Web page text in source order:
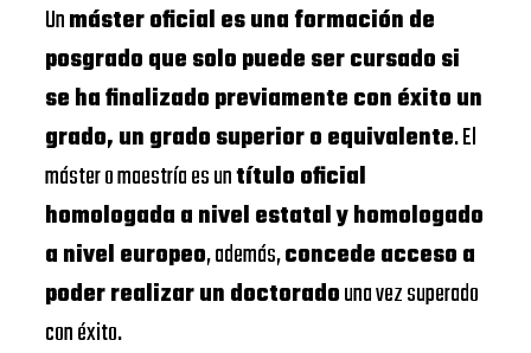
Unmáster oficial es una formación de
posgrado que solo puede ser cursado si
se ha finalizado previamente con éxito un
grado, un grado superior o equivalente. El
máster o maestría es untítulo oficial
homologada a nivel estatal y homologado
a nivel europeo, además,concede acceso a
poder realizar un doctoradouna vez superado
con éxito.